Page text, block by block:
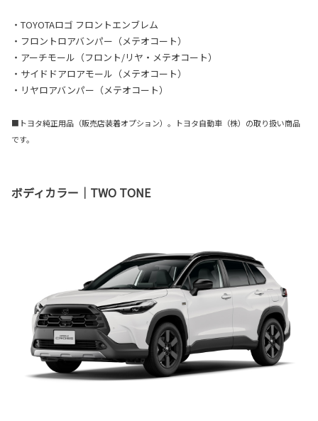
・TOYOTAロゴ フロントエンブレム
・フロントロアバンパー（メテオコート）
・アーチモール（フロント/リヤ・メテオコート）
・サイドドアロアモール（メテオコート）
・リヤロアバンパー（メテオコート）
■トヨタ純正用品（販売店装着オプション）。トヨタ自動車（株）の取り扱い商品
です。
ボディカラー｜TWO TONE